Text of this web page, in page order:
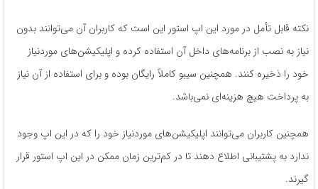
نکته قابل ‌تأمل در مورد این اپ استور این است که کاربران آن می‌توانند بدون
نیاز به نصب از برنامه‌های داخل آن استفاده کرده و اپلیکیشن‌های موردنیاز
خود را ذخیره کنند. همچنین سیبو کاملاً رایگان بوده و برای استفاده از آن نیاز
به پرداخت هیچ‌ هزینه‌ای نمی‌باشد.
همچنین کاربران می‌توانند اپلیکیشن‌های موردنیاز خود را که در این اپ وجود
ندارد به پشتیبانی اطلاع دهند تا در کم‌ترین زمان ممکن در این اپ استور قرار
گیرند.